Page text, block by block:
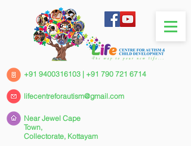
+91 9400316103 | +91 790 721 6714
Near Jewel Cape
Town,
Collectorate, Kottayam
lifecentreforautism@gmail.com